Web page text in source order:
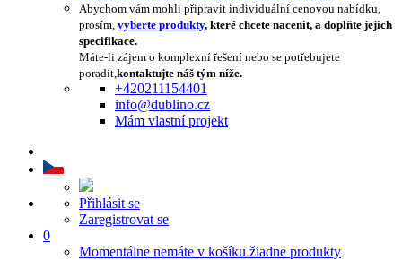
Abychom vám mohli připravit individuální cenovou nabídku,
prosím, vyberte produkty, které chcete nacenit, a doplňte jejich
specifikace.
Máte-li zájem o komplexní řešení nebo se potřebujete
poradit,kontaktujte náš tým níže.
+420211154401
info@dublino.cz
Mám vlastní projekt
Přihlásit se
Zaregistrovat se
0
Momentálne nemáte v košíku žiadne produkty